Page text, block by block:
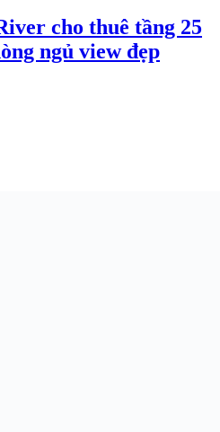
cho thuê tầng 25
ngủ view đẹp